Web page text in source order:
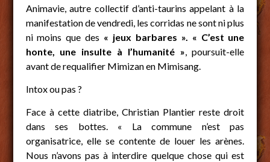
Animavie, autre collectif d’anti-taurins appelant à la
manifestation de vendredi, les corridas ne sont ni plus
ni moins que des « jeux barbares ». « C’est une
honte, une insulte à l’humanité », poursuit-elle
avant de requalifier Mimizan en Mimisang.
Intox ou pas ?
Face à cette diatribe, Christian Plantier reste droit
dans ses bottes. « La commune n’est pas
organisatrice, elle se contente de louer les arènes.
Nous n’avons pas à interdire quelque chose qui est